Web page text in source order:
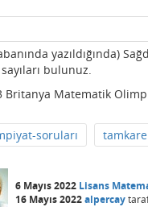
yazıldığında)
sayıları bulunuz.
Britanya Matematik
soruları tamkare
6 Mayıs 2022 Lisans
16 Mayıs 2022alpercay